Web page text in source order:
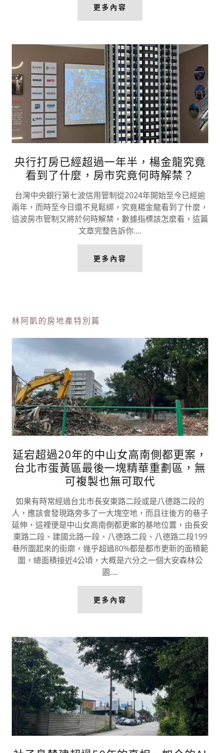
更多內容
央行打房已經超過一年半，楊金龍究竟
看到了什麼，房市究竟何時解禁？
台灣中央銀行第七波信用管制從2024年開始至今已經逾
兩年，而時至今日還不見鬆綁，究竟楊金龍看到了什麼，
這波房市管制又將於何時解禁，數據指標該怎麼看，這篇
文章完整告訴你....
更多內容
林阿凱的房地產特別篇
延宕超過20年的中山女高南側都更案，
台北市蛋黃區最後一塊精華重劃區，無
可複製也無可取代
如果有時常經過台北市長安東路二段或是八德路二段的
人，應該會發現路旁多了一大塊空地，而且往後方的巷子
延伸，這裡便是中山女高南側都更案的基地位置，由長安
東路二段、建國北路一段、八德路二段、八德路二段199
巷所圍起來的街廓，幾乎超過80%都是都市更新的面積範
圍，總面積接近4公頃，大概是六分之一個大安森林公
園....
更多內容